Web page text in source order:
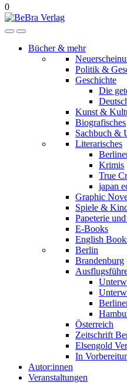
0
Bücher & mehr
Politik &
Geschichte
Die
Kunst &
Biografisches
Sachbuch &
Literarisches
Krimis
True
japan
Graphic
Spiele &
Papeterie
E-Books
English
Berlin
Brandenburg
Österreich
Zeitschrift
Elsengold
In
Autor:innen
Veranstaltungen